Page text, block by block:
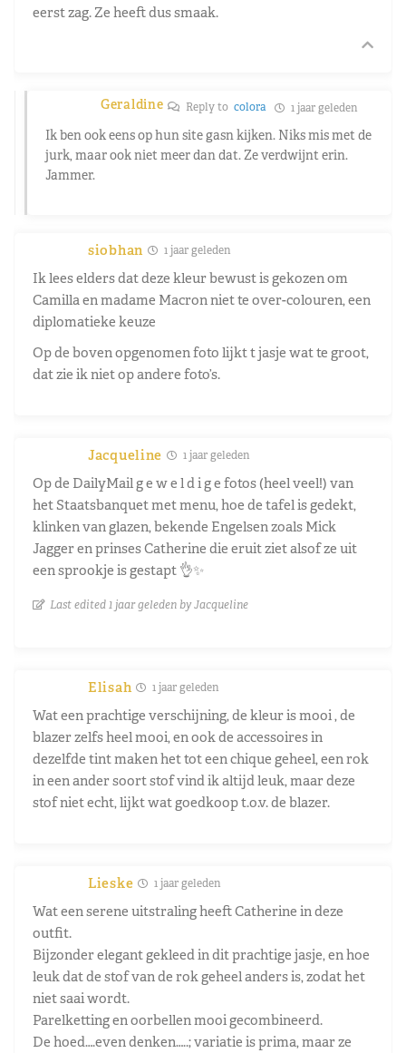
eerst zag. Ze heeft dus smaak.
Geraldine Reply tocolora 1 jaar geleden
Ik ben ook eens op hun site gasn kijken. Niks mis met de
jurk, maar ook niet meer dan dat. Ze verdwijnt erin.
Jammer.
siobhan 1 jaar geleden
Ik lees elders dat deze kleur bewust is gekozen om
Camilla en madame Macron niet te over-colouren, een
diplomatieke keuze
Op de boven opgenomen foto lijkt t jasje wat te groot,
dat zie ik niet op andere foto’s.
Jacqueline 1 jaar geleden
Op de DailyMail g e w e l d i g e fotos (heel veel!) van
het Staatsbanquet met menu, hoe de tafel is gedekt,
klinken van glazen, bekende Engelsen zoals Mick
Jagger en prinses Catherine die eruit ziet alsof ze uit
een sprookje is gestapt 👌✨
Last edited 1 jaar geleden by Jacqueline
Elisah 1 jaar geleden
Wat een prachtige verschijning, de kleur is mooi , de
blazer zelfs heel mooi, en ook de accessoires in
dezelfde tint maken het tot een chique geheel, een rok
in een ander soort stof vind ik altijd leuk, maar deze
stof niet echt, lijkt wat goedkoop t.o.v. de blazer.
Lieske 1 jaar geleden
Wat een serene uitstraling heeft Catherine in deze
outfit.
Bijzonder elegant gekleed in dit prachtige jasje, en hoe
leuk dat de stof van de rok geheel anders is, zodat het
niet saai wordt.
Parelketting en oorbellen mooi gecombineerd.
De hoed….even denken…..; variatie is prima, maar ze